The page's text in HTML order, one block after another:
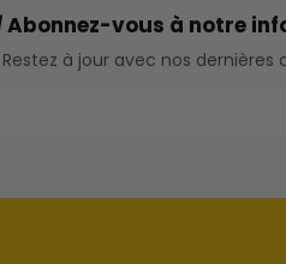
Abonnez-vous à notre
Restez à jour avec nos dernières